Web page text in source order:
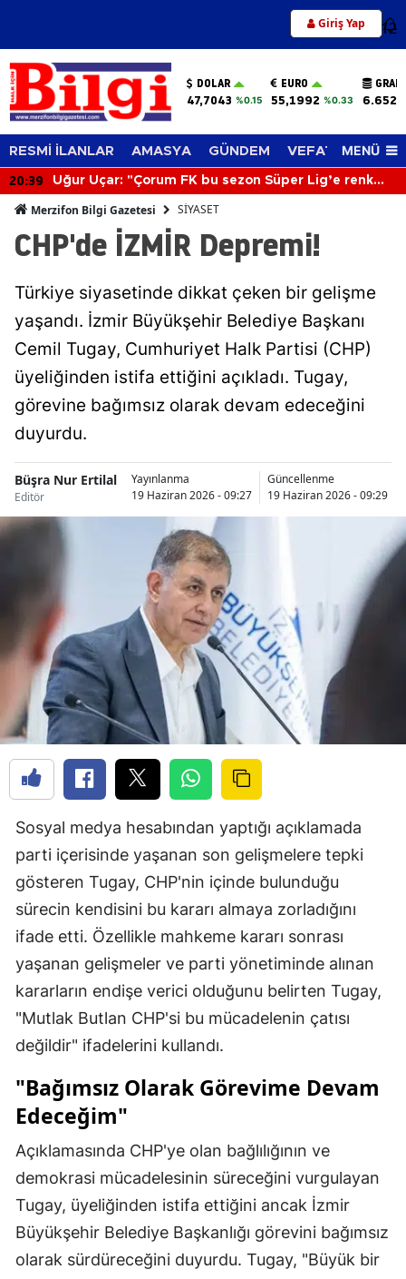
Giriş Yap 12
DOLAR
47,7043 %0.15
EURO
55,1992 %0.33
RESMİ İLANLAR AMASYA GÜNDEM VEFAT EDENLER
MENÜ
20:39
Uğur Uçar: "Çorum FK bu sezon Süper Lig’e renk
Merzifon Bilgi Gazetesi SİYASET
CHP'de İZMİR Depremi!
Türkiye siyasetinde dikkat çeken bir gelişme
yaşandı. İzmir Büyükşehir Belediye Başkanı
Cemil Tugay, Cumhuriyet Halk Partisi (CHP)
üyeliğinden istifa ettiğini açıkladı. Tugay,
görevine bağımsız olarak devam edeceğini
duyurdu.
Büşra Nur Ertilal
Editör
Yayınlanma
19 Haziran 2026 - 09:27
Güncellenme
19 Haziran 2026 - 09:29
Sosyal medya hesabından yaptığı açıklamada
parti içerisinde yaşanan son gelişmelere tepki
gösteren Tugay, CHP'nin içinde bulunduğu
sürecin kendisini bu kararı almaya zorladığını
ifade etti. Özellikle mahkeme kararı sonrası
yaşanan gelişmeler ve parti yönetiminde alınan
kararların endişe verici olduğunu belirten Tugay,
"Mutlak Butlan CHP'si bu mücadelenin çatısı
değildir" ifadelerini kullandı.
"Bağımsız Olarak Görevime Devam
Edeceğim"
Açıklamasında CHP'ye olan bağlılığının ve
demokrasi mücadelesinin süreceğini vurgulayan
Tugay, üyeliğinden istifa ettiğini ancak İzmir
Büyükşehir Belediye Başkanlığı görevini bağımsız
olarak sürdüreceğini duyurdu. Tugay, "Büyük bir